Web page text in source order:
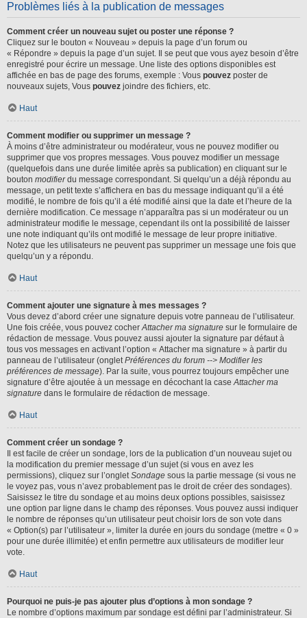
Problèmes liés à la publication de messages
Comment créer un nouveau sujet ou poster une réponse ?
Cliquez sur le bouton « Nouveau » depuis la page d’un forum ou
« Répondre » depuis la page d’un sujet. Il se peut que vous ayez besoin d’être
enregistré pour écrire un message. Une liste des options disponibles est
affichée en bas de page des forums, exemple : Vous pouvez poster de
nouveaux sujets, Vous pouvez joindre des fichiers, etc.
Haut
Comment modifier ou supprimer un message ?
À moins d’être administrateur ou modérateur, vous ne pouvez modifier ou
supprimer que vos propres messages. Vous pouvez modifier un message
(quelquefois dans une durée limitée après sa publication) en cliquant sur le
bouton modifierdu message correspondant. Si quelqu’un a déjà répondu au
message, un petit texte s’affichera en bas du message indiquant qu’il a été
modifié, le nombre de fois qu’il a été modifié ainsi que la date et l’heure de la
dernière modification. Ce message n’apparaîtra pas si un modérateur ou un
administrateur modifie le message, cependant ils ont la possibilité de laisser
une note indiquant qu’ils ont modifié le message de leur propre initiative.
Notez que les utilisateurs ne peuvent pas supprimer un message une fois que
quelqu’un y a répondu.
Haut
Comment ajouter une signature à mes messages ?
Vous devez d’abord créer une signature depuis votre panneau de l’utilisateur.
Une fois créée, vous pouvez cocherAttacher ma signature sur le formulaire de
rédaction de message. Vous pouvez aussi ajouter la signature par défaut à
tous vos messages en activant l’option « Attacher ma signature » à partir du
panneau de l’utilisateur (ongletPréférences du forum --> Modifier les
préférences de message). Par la suite, vous pourrez toujours empêcher une
signature d’être ajoutée à un message en décochant la caseAttacher ma
signature dans le formulaire de rédaction de message.
Haut
Comment créer un sondage ?
Il est facile de créer un sondage, lors de la publication d’un nouveau sujet ou
la modification du premier message d’un sujet (si vous en avez les
permissions), cliquez sur l’ongletSondage sous la partie message (si vous ne
le voyez pas, vous n’avez probablement pas le droit de créer des sondages).
Saisissez le titre du sondage et au moins deux options possibles, saisissez
une option par ligne dans le champ des réponses. Vous pouvez aussi indiquer
le nombre de réponses qu’un utilisateur peut choisir lors de son vote dans
« Option(s) par l’utilisateur », limiter la durée en jours du sondage (mettre « 0 »
pour une durée illimitée) et enfin permettre aux utilisateurs de modifier leur
vote.
Haut
Pourquoi ne puis-je pas ajouter plus d’options à mon sondage ?
Le nombre d’options maximum par sondage est défini par l’administrateur. Si